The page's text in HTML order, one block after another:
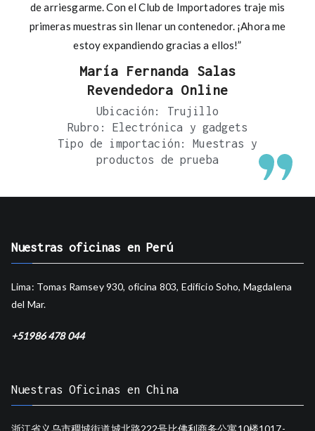
de arriesgarme. Con el Club de Importadores traje mis
primeras muestras sin llenar un contenedor. ¡Ahora me
estoy expandiendo gracias a ellos!”
María Fernanda Salas
Revendedora Online
Ubicación: Trujillo
Rubro: Electrónica y gadgets
Tipo de importación: Muestras y
productos de prueba
Nuestras oficinas en Perú
Lima: Tomas Ramsey 930, oficina 803, Edificio Soho, Magdalena
del Mar.
+51986 478 044
Nuestras Oficinas en China